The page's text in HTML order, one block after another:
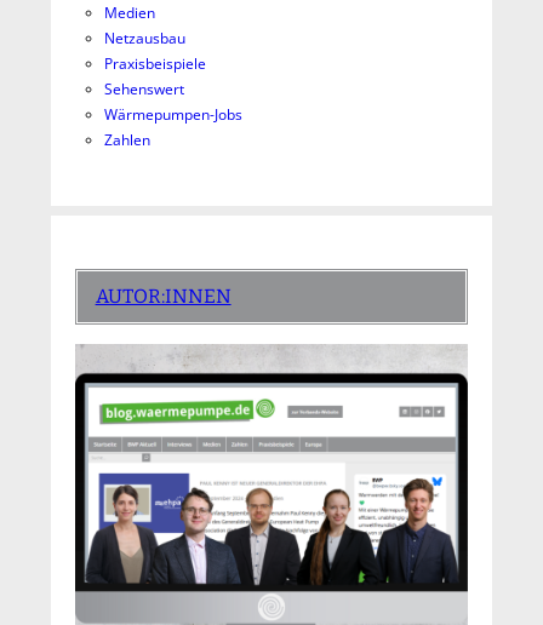
Medien
Netzausbau
Praxisbeispiele
Sehenswert
Wärmepumpen-Jobs
Zahlen
AUTOR:INNEN